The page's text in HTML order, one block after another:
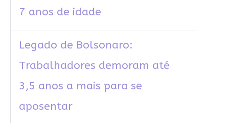
7 anos de idade
Legado de Bolsonaro:
Trabalhadores demoram até
3,5 anos a mais para se
aposentar